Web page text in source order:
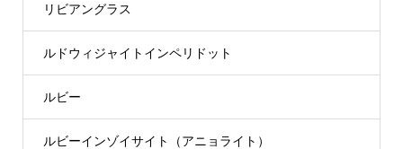
リビアングラス
ルドウィジャイトインペリドット
ルビー
ルビーインゾイサイト（アニョライト）